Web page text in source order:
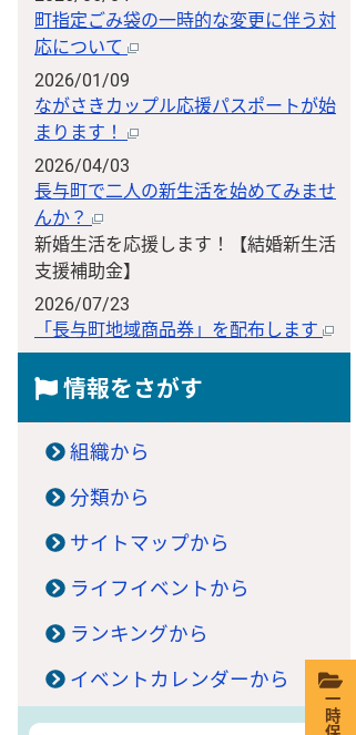
町指定ごみ袋の一時的な変更に伴う対
応について
2026/01/09
ながさきカップル応援パスポートが始
まります！
2026/04/03
長与町で二人の新生活を始めてみませ
んか？
新婚生活を応援します！【結婚新生活
支援補助金】
2026/07/23
「長与町地域商品券」を配布します
情報をさがす
組織から
分類から
サイトマップから
ライフイベントから
ランキングから
イベントカレンダーから